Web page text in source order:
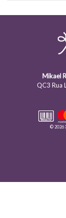
Mikael
QC3 Rua
© 2026